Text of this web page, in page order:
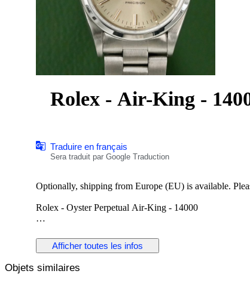
Rolex - Air-King -
Traduire en français
Sera traduit par Google Traduction
Optionally, shipping from Europe (EU) is available.
Rolex - Oyster Perpetual Air-King - 14000
Case Material: Stainless Steel
Diameter: 34 mm
Glass: Scracth Resistant Sapphire (Crystal) glass
Afficher toutes les infos
Objets similaires